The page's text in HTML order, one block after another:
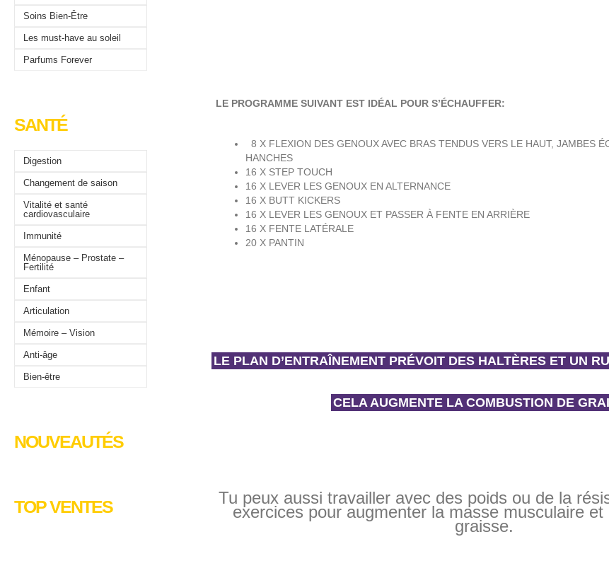
Soins Bien-Être
Les must-have au soleil
Parfums Forever
SANTÉ
Digestion
Changement de saison
Vitalité et santé
cardiovasculaire
Immunité
Ménopause – Prostate –
Fertilité
Enfant
Articulation
Mémoire – Vision
Anti-âge
Bien-être
NOUVEAUTÉS
TOP VENTES
LE PROGRAMME SUIVANT EST IDÉAL POUR S’ÉCHAUFFER:
8 X FLEXION DES GENOUX AVEC BRAS TENDUS VERS LE HAUT, JAMBES
HANCHES
16 X STEP TOUCH
16 X LEVER LES GENOUX EN ALTERNANCE
16 X BUTT KICKERS
16 X LEVER LES GENOUX ET PASSER À FENTE EN ARRIÈRE
16 X FENTE LATÉRALE
20 X PANTIN
LE PLAN D’ENTRAÎNEMENT PRÉVOIT DES HALTÈRES ET UN
CELA AUGMENTE LA COMBUSTION DE
Tu peux aussi travailler avec des poids ou de la
exercices pour augmenter la masse musculaire
graisse.